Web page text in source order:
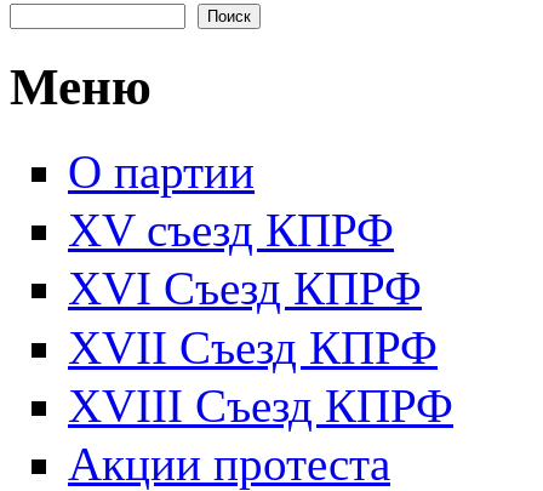
Форма поиска
Меню
О партии
XV съезд КПРФ
XVI Съезд КПРФ
XVII Cъезд КПРФ
XVIII Cъезд КПРФ
Акции протеста